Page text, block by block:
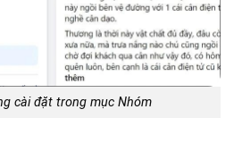
cài đặt trong mục Nhóm